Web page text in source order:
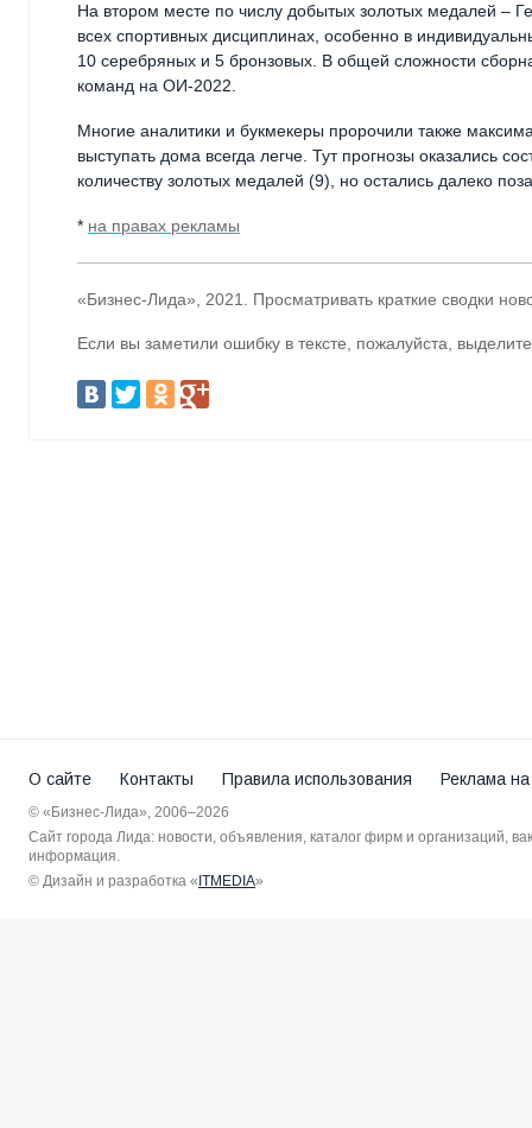
На втором месте по числу добытых золотых медалей –
всех спортивных дисциплинах, особенно в
10 серебряных и 5 бронзовых. В общей сложности
команд на ОИ-2022.
Многие аналитики и букмекеры пророчили также
выступать дома всегда легче. Тут прогнозы оказались
количеству золотых медалей (9), но остались далеко
* на правах рекламы
«Бизнес-Лида», 2021. Просматривать краткие сводки
Если вы заметили ошибку в тексте, пожалуйста,
О сайте Контакты Правила использования Реклама
© «Бизнес-Лида», 2006–2026
Сайт города Лида: новости, объявления, каталог фирм и организаций,
информация.
© Дизайн и разработка « ITMEDIA»